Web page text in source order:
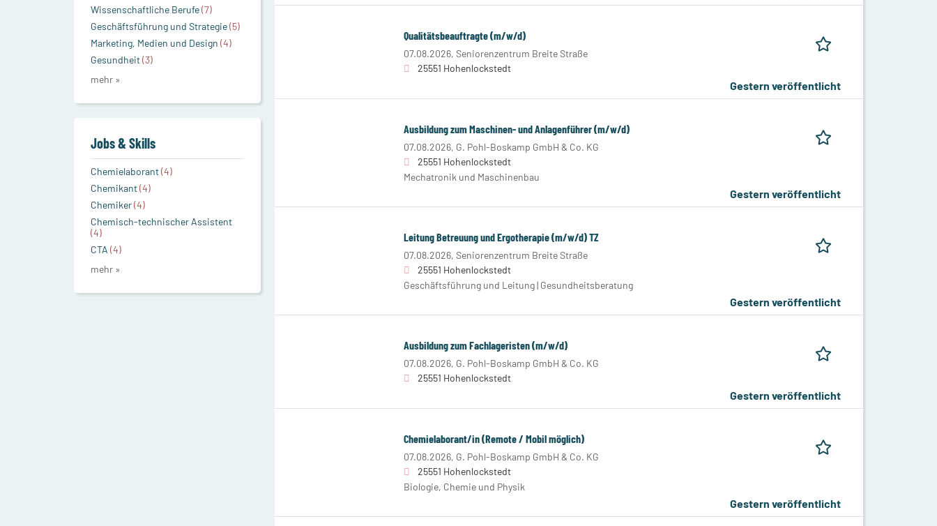
Qualitätsbeauftragte (m/w/d)
07.08.2026, Seniorenzentrum Breite Straße
25551 Hohenlockstedt
Gestern veröffentlicht
Ausbildung zum Maschinen- und Anlagenführer (m/w/d)
07.08.2026, G. Pohl-Boskamp GmbH & Co. KG
25551 Hohenlockstedt
Mechatronik und Maschinenbau
Gestern veröffentlicht
Leitung Betreuung und Ergotherapie (m/w/d) TZ
07.08.2026, Seniorenzentrum Breite Straße
25551 Hohenlockstedt
Geschäftsführung und Leitung | Gesundheitsberatung
Gestern veröffentlicht
Ausbildung zum Fachlageristen (m/w/d)
07.08.2026, G. Pohl-Boskamp GmbH & Co. KG
25551 Hohenlockstedt
Gestern veröffentlicht
Chemielaborant/in (Remote / Mobil möglich)
07.08.2026, G. Pohl-Boskamp GmbH & Co. KG
25551 Hohenlockstedt
Biologie, Chemie und Physik
Gestern veröffentlicht
Wissenschaftliche Berufe(7)
Geschäftsführung und Strategie(5)
Marketing, Medien und Design (4)
Gesundheit(3)
mehr »
Jobs & Skills
Chemielaborant(4)
Chemikant(4)
Chemiker(4)
Chemisch-technischer Assistent
(4)
CTA (4)
mehr »